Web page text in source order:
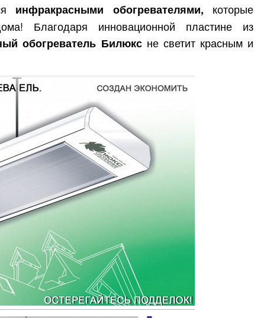
инфракрасными обогревателями, которые
Благодаря инновационной пластине из
обогреватель Билюксне светит красным и
Харьков Одесса
Ивано-Франковск
Винница